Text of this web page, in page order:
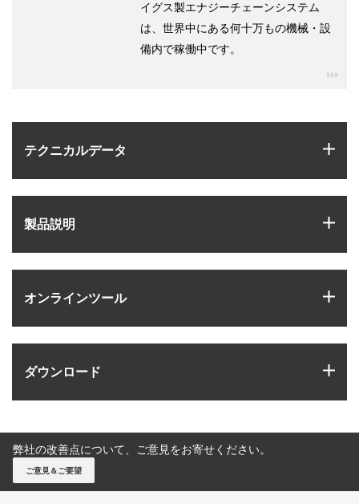
テクニカルデータ
製品説明
オンラインツール
ダウンロード
イグス製エナジーチェーンシステム
は、世界中にある何十万もの機械・設
備内で稼働中です。
弊社の改善点について、ご意見をお寄せください。
ご意見＆ご要望